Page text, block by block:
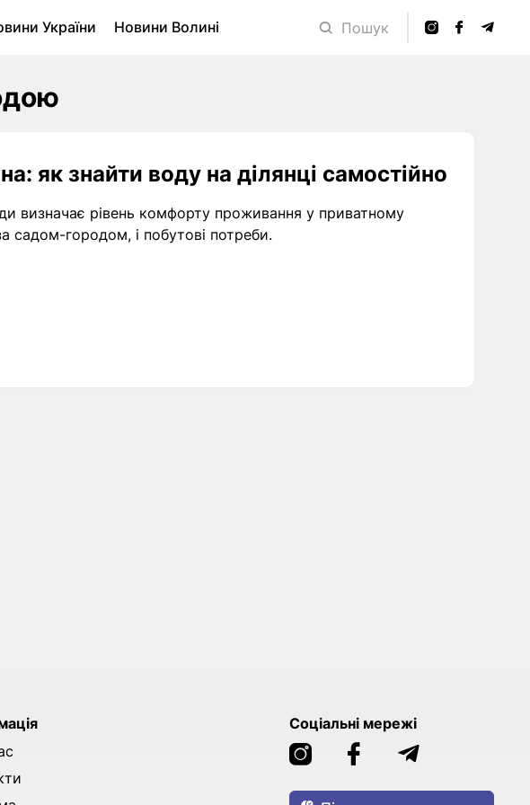
України
Новини Волині
Пошук
як знайти воду на ділянці самостійно
визначає рівень комфорту проживання у приватному
садом-городом, і побутові потреби.
Соціальні мережі